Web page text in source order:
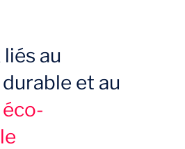
au
et au